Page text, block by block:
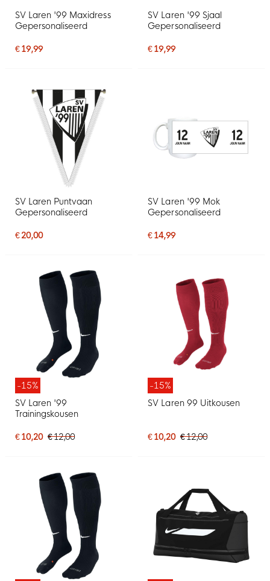
SV Laren '99 Maxidress
Gepersonaliseerd
€ 19,99
SV Laren '99 Sjaal
Gepersonaliseerd
€ 19,99
SV Laren Puntvaan
Gepersonaliseerd
€ 20,00
SV Laren '99 Mok
Gepersonaliseerd
€ 14,99
-15%
SV Laren '99
Trainingskousen
€ 10,20 € 12,00
-15%
SV Laren 99 Uitkousen
€ 10,20 € 12,00